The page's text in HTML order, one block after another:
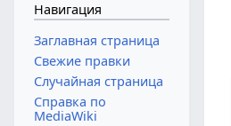
Навигация
Заглавная страница
Свежие правки
Случайная страница
Справка по
MediaWiki